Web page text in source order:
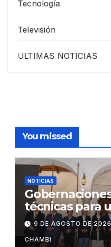
Tecnología
Televisión
ULTIMAS NOTICIAS
You missed
NOTICIAS
técnicas para
distribución
9 DE AGOSTO DE 2026
CHAMBI